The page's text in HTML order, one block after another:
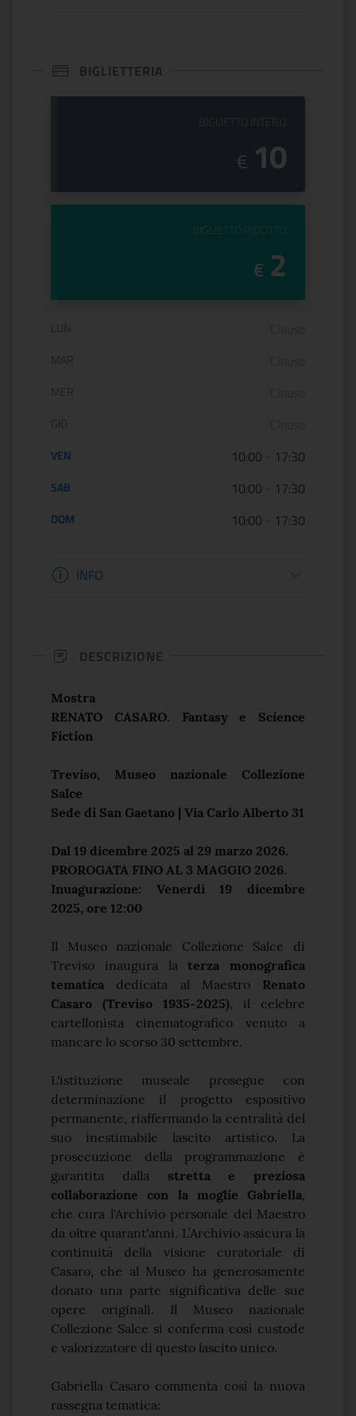
BIGLIETTERIA
€ 10
PREZZO DEL
BIGLIETTO RIDOTTO
€ 2
Orario di apertura:
LUN
MAR
MER
GIO
VEN 10:00 17:30
SAB 10:00 17:30
DOM 10:00 17:30
Informazioni biglietteria
INFO
DESCRIZIONE
Mostra
RENATO CASARO. Fantasy e Science
Fiction
Treviso, Museo nazionale Collezione
Salce
Sede di San Gaetano | Via Carlo Alberto 31
Dal 19 dicembre 2025 al 29 marzo 2026.
PROROGATA FINO AL 3 MAGGIO 2026.
Inuagurazione: Venerdì 19 dicembre
2025, ore 12:00
Il Museo nazionale Collezione Salce di
Treviso inaugura laterza monografica
tematica dedicata al Maestro Renato
Casaro (Treviso 1935-2025), il celebre
cartellonista cinematografico venuto a
mancare lo scorso 30 settembre.
L'istituzione museale prosegue con
determinazione il progetto espositivo
permanente, riaffermando la centralità del
suo inestimabile lascito artistico. La
prosecuzione della programmazione è
garantita dalla stretta e preziosa
collaborazione con la moglie Gabriella,
che cura l'Archivio personale del Maestro
da oltre quarant'anni. L’Archivio assicura la
continuità della visione curatoriale di
Casaro, che al Museo ha generosamente
donato una parte significativa delle sue
opere originali. Il Museo nazionale
Collezione Salce si conferma così custode
e valorizzatore di questo lascito unico.
Gabriella Casaro commenta così la nuova
rassegna tematica: